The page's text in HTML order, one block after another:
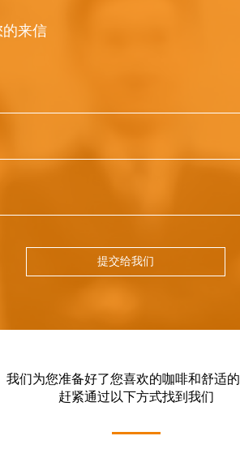
来信
提交给我们
我们为您准备好了您喜欢的咖啡和舒适
赶紧通过以下方式找到我们